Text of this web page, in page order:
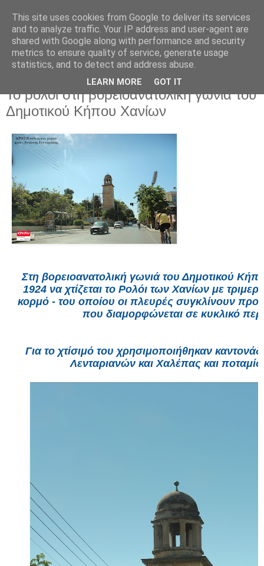
Κυριακή 21 Ιουνίου 2026
Το ρολόι στη βορειοανατολική γωνιά του
Δημοτικού Κήπου Χανίων
Στη βορειοανατολική γωνιά του Δημοτικού
1924 να χτίζεται το Ρολόι των Χανίων με
κορμό - του οποίου οι πλευρές συγκλίνουν
που διαμορφώνεται σε κυκλικό
Για το χτίσιμό του χρησιμοποιήθηκαν
Λενταριανών και Χαλέπας και
This site uses cookies from Google to deliver its services
and to analyze traffic. Your IP address and user-agent are
shared with Google along with performance and security
metrics to ensure quality of service, generate usage
statistics, and to detect and address abuse.
LEARN MORE GOT IT